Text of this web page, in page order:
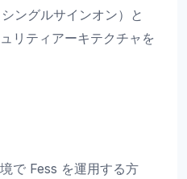
ングルサインオン）と
リティアーキテクチャを
で Fess を運用する方